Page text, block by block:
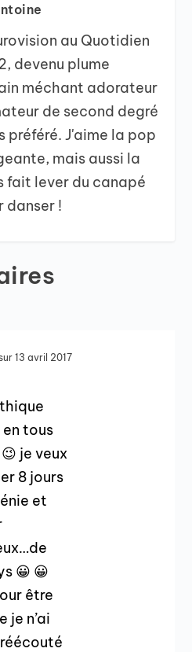
au Quotidien
devenu plume
méchant adorateur
de second degré
préféré. J'aime la pop
mais aussi la
fait lever du canapé
danser !
13 avril 2017
tous
je veux
8 jours
et
😀 😀
être
je n’ai